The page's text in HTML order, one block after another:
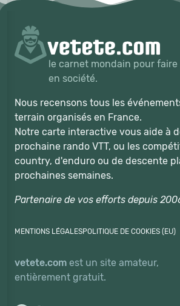
le carnet mondain pour faire
en société.
Nous recensons tous les
terrain organisés en France.
Notre carte interactive vous aide à
prochaine rando VTT, ou les
country, d'enduro ou de descente
prochaines semaines.
Partenaire de vos efforts depuis
MENTIONS LÉGALESPOLITIQUE DE COOKIES (EU)
vetete.com est un site amateur,
entièrement gratuit.